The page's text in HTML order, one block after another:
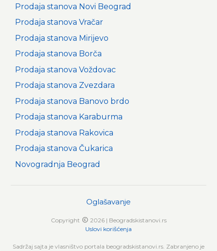
Prodaja stanova Novi Beograd
Prodaja stanova Vračar
Prodaja stanova Mirijevo
Prodaja stanova Borča
Prodaja stanova Voždovac
Prodaja stanova Zvezdara
Prodaja stanova Banovo brdo
Prodaja stanova Karaburma
Prodaja stanova Rakovica
Prodaja stanova Čukarica
Novogradnja Beograd
Oglašavanje
Copyright
2026 | Beogradskistanovi.rs
Uslovi korišćenja
Sadržaj sajta je vlasništvo portala beogradskistanovi.rs. Zabranjeno je